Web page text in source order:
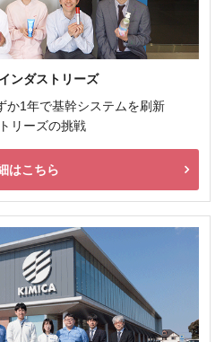
ンダストリーズ
か1年で基幹システムを刷新
リーズの挑戦
はこちら